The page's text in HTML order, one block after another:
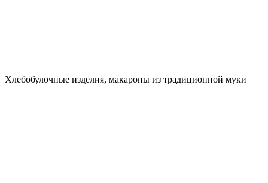
Хлебобулочные изделия, макароны из традиционной муки